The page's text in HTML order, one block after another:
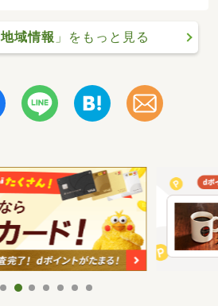
地域情報 」をもっと見る